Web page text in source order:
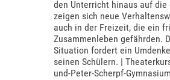
den Unterricht hinaus auf die
zeigen sich neue
auch in der Freizeit, die ein
Zusammenleben gefährden.
Situation fordert ein
seinen Schülern. |
und-Peter-Scherpf-